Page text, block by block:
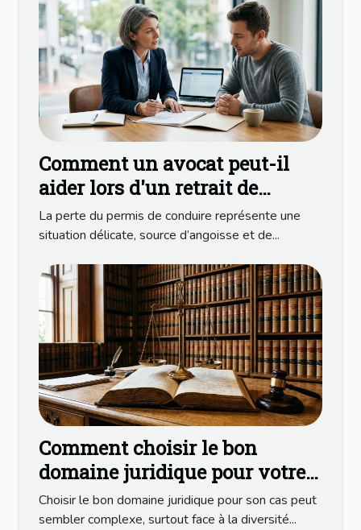
Comment un avocat peut-il
aider lors d'un retrait de
permis de conduire ?
La perte du permis de conduire représente une
situation délicate, source d’angoisse et de...
Comment choisir le bon
domaine juridique pour votre
cas ?
Choisir le bon domaine juridique pour son cas peut
sembler complexe, surtout face à la diversité...